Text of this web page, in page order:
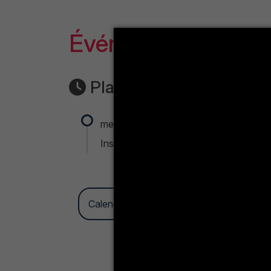
Événement :
Planning :
mercredi 23 octobre 2024, 00:00
Institut Supérieur des études
Calendrier des événements